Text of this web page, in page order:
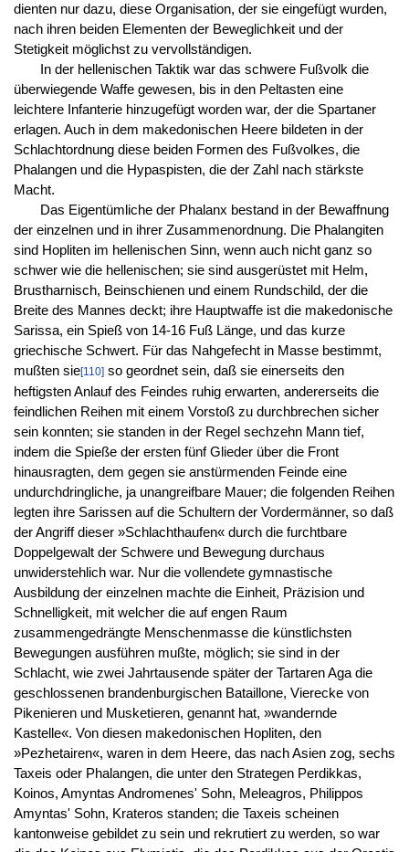
dienten nur dazu, diese Organisation, der sie eingefügt wurden,
nach ihren beiden Elementen der Beweglichkeit und der
Stetigkeit möglichst zu vervollständigen.
In der hellenischen Taktik war das schwere Fußvolk die
überwiegende Waffe gewesen, bis in den Peltasten eine
leichtere Infanterie hinzugefügt worden war, der die Spartaner
erlagen. Auch in dem makedonischen Heere bildeten in der
Schlachtordnung diese beiden Formen des Fußvolkes, die
Phalangen und die Hypaspisten, die der Zahl nach stärkste
Macht.
Das Eigentümliche der Phalanx bestand in der Bewaffnung
der einzelnen und in ihrer Zusammenordnung. Die Phalangiten
sind Hopliten im hellenischen Sinn, wenn auch nicht ganz so
schwer wie die hellenischen; sie sind ausgerüstet mit Helm,
Brustharnisch, Beinschienen und einem Rundschild, der die
Breite des Mannes deckt; ihre Hauptwaffe ist die makedonische
Sarissa, ein Spieß von 14-16 Fuß Länge, und das kurze
griechische Schwert. Für das Nahgefecht in Masse bestimmt,
mußten sie[110]so geordnet sein, daß sie einerseits den
heftigsten Anlauf des Feindes ruhig erwarten, andererseits die
feindlichen Reihen mit einem Vorstoß zu durchbrechen sicher
sein konnten; sie standen in der Regel sechzehn Mann tief,
indem die Spieße der ersten fünf Glieder über die Front
hinausragten, dem gegen sie anstürmenden Feinde eine
undurchdringliche, ja unangreifbare Mauer; die folgenden Reihen
legten ihre Sarissen auf die Schultern der Vordermänner, so daß
der Angriff dieser »Schlachthaufen« durch die furchtbare
Doppelgewalt der Schwere und Bewegung durchaus
unwiderstehlich war. Nur die vollendete gymnastische
Ausbildung der einzelnen machte die Einheit, Präzision und
Schnelligkeit, mit welcher die auf engen Raum
zusammengedrängte Menschenmasse die künstlichsten
Bewegungen ausführen mußte, möglich; sie sind in der
Schlacht, wie zwei Jahrtausende später der Tartaren Aga die
geschlossenen brandenburgischen Bataillone, Vierecke von
Pikenieren und Musketieren, genannt hat, »wandernde
Kastelle«. Von diesen makedonischen Hopliten, den
»Pezhetairen«, waren in dem Heere, das nach Asien zog, sechs
Taxeis oder Phalangen, die unter den Strategen Perdikkas,
Koinos, Amyntas Andromenes' Sohn, Meleagros, Philippos
Amyntas' Sohn, Krateros standen; die Taxeis scheinen
kantonweise gebildet zu sein und rekrutiert zu werden, so war